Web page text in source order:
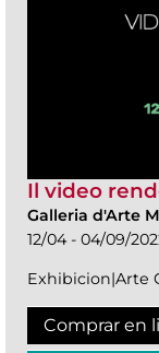
Il video
Galleria d'Arte
12/04 - 04/09/
Exhibicion|Arte
Comprar en